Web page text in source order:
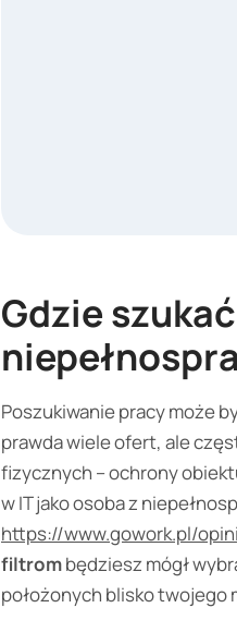
Gdzie
Poszukiwanie pracy może
prawda wiele ofert, ale
fizycznych – ochrony
w IT jako osoba z
https://www.gowork.pl/
filtrombędziesz mógł
położonych blisko twojego